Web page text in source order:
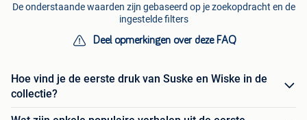
De onderstaande waarden zijn gebaseerd op je zoekopdracht en de
ingestelde filters
Deel opmerkingen over deze FAQ
Hoe vind je de eerste druk van Suske en Wiske in de
collectie?